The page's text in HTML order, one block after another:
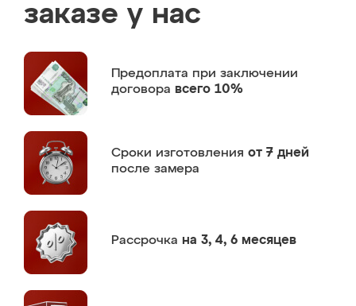
заказе у нас
Предоплата при заключении
договора всего 10%
Сроки изготовления от 7 дней
после замера
Рассрочка на 3, 4, 6 месяцев